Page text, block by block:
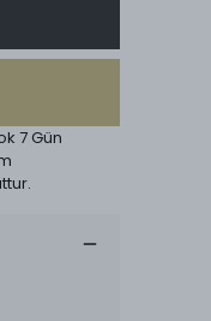
7 Gün